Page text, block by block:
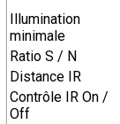
Illumination
minimale
Ratio S / N
Distance IR
Contrôle IR On /
Off